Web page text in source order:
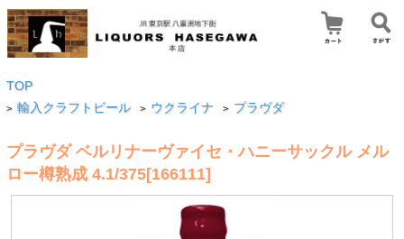
TOP
> 輸入クラフトビール > ウクライナ > プラヴダ
プラヴダ ベルリナーヴァイセ・ハニーサックル メル
ロー樽熟成 4.1/375[166111]